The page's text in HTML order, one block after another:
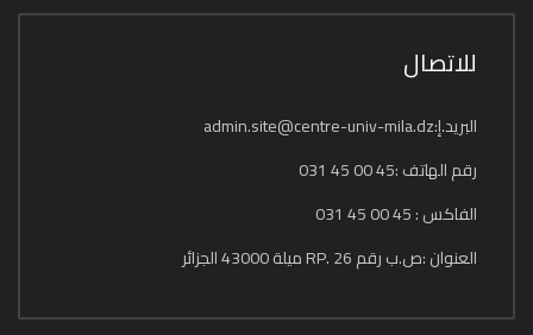
للاتصال
البريد.إ:admin.site@centre-univ-mila.dz
رقم الهاتف :45 00 45 031
الفاكس : 45 00 45 031
العنوان :ص.ب رقم 26 .RP ميلة 43000 الجزائر